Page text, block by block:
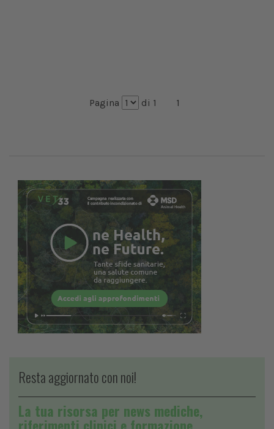
Pagina di 1 1
Resta aggiornato con noi!
La tua risorsa per news mediche,